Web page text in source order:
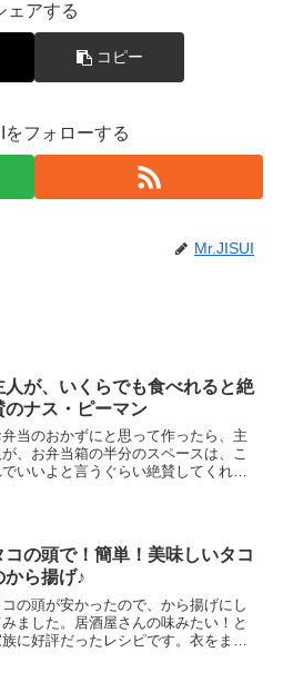
ェアする
コピー
をフォローする
Mr.JISUI
人が、いくらでも食べれると絶
のナス・ピーマン
弁当のおかずにと思って作ったら、主
が、お弁当箱の半分のスペースは、こ
いいよと言うぐらい絶賛してくれた
油ゴマ...
コの頭で！簡単！美味しいタコ
から揚げ♪
コの頭が安かったので、から揚げにし
ました。居酒屋さんの味みたい！と
に好評だったレシピです。衣をまぶ